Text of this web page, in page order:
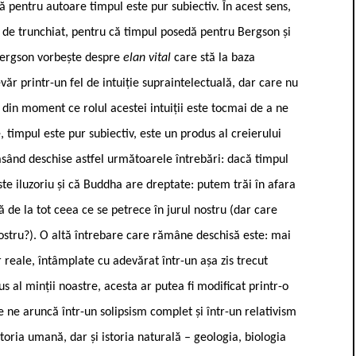
autoare timpul este pur subiectiv. În acest sens,
trunchiat, pentru că timpul posedă pentru Bergson și
vorbește despre elan vital care stă la baza
printr-un fel de intuiție supraintelectuală, dar care nu
moment ce rolul acestei intuiții este tocmai de a ne
timpul este pur subiectiv, este un produs al creierului
deschise astfel următoarele întrebări: dacă timpul
iluzoriu și că Buddha are dreptate: putem trăi în afara
la tot ceea ce se petrece în jurul nostru (dar care
O altă întrebare care rămâne deschisă este: mai
întâmplate cu adevărat într-un așa zis trecut
al minții noastre, acesta ar putea fi modificat printr-o
aruncă într-un solipsism complet și într-un relativism
umană, dar și istoria naturală – geologia, biologia